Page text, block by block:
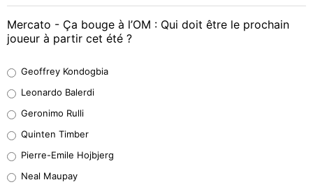
Mercato - Ça bouge à l’OM : Qui doit être le prochain
joueur à partir cet été ?
38%
32%
5%
Geoffrey Kondogbia
Leonardo Balerdi
Geronimo Rulli
Quinten Timber
Pierre-Emile Hojbjerg
Neal Maupay